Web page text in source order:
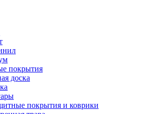
покрытия
доска
покрытия и коврики